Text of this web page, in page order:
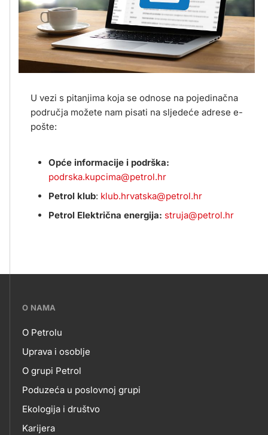
U vezi s pitanjima koja se odnose na pojedinačna
područja možete nam pisati na sljedeće adrese e-
pošte:
Opće informacije i podrška:
podrska.kupcima@petrol.hr
Petrol klub: klub.hrvatska@petrol.hr
Petrol Električna energija: struja@petrol.hr
???
skupno.footer-
title???
O NAMA
O
NAMA
O Petrolu
Uprava i osoblje
O grupi Petrol
Poduzeća u poslovnoj grupi
Ekologija i društvo
Karijera